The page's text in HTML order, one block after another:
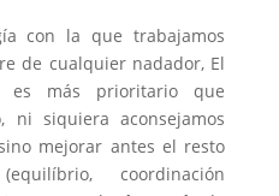
con la que trabajamos
de cualquier nadador, El
más prioritario que
ni siquiera aconsejamos
mejorar antes el resto
coordinación